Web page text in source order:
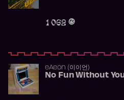
1 062
​eAeon (이이언)
No Fun Without You